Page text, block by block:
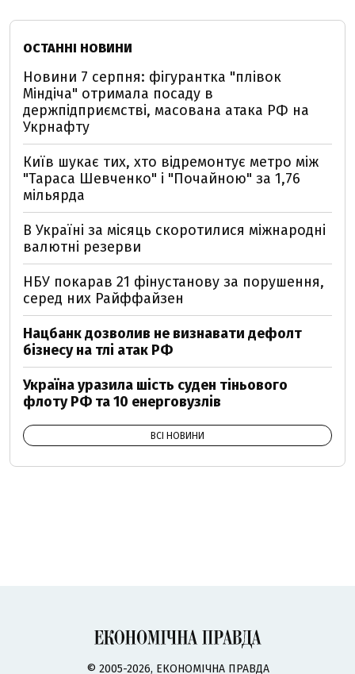
ОСТАННІ НОВИНИ
Новини 7 серпня: фігурантка "плівок
Міндіча" отримала посаду в
держпідприємстві, масована атака РФ на
Укрнафту
Київ шукає тих, хто відремонтує метро між
"Тараса Шевченко" і "Почайною" за 1,76
мільярда
В Україні за місяць скоротилися міжнародні
валютні резерви
НБУ покарав 21 фінустанову за порушення,
серед них Райффайзен
Нацбанк дозволив не визнавати дефолт
бізнесу на тлі атак РФ
Україна уразила шість суден тіньового
флоту РФ та 10 енерговузлів
ВСІ НОВИНИ
© 2005-2026, ЕКОНОМІЧНА ПРАВДА